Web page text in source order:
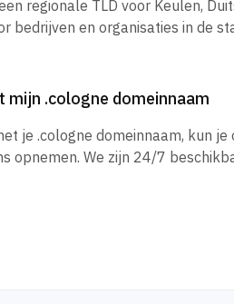
regionale TLD voor Keulen,
bedrijven en organisaties in de
mijn .cologne domeinnaam
je .cologne domeinnaam, kun je
opnemen. We zijn 24/7